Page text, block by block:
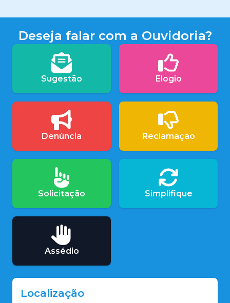
Deseja falar com a Ouvidoria?
Sugestão Elogio
Denúncia Reclamação
Solicitação Simplifique
Assédio
Localização